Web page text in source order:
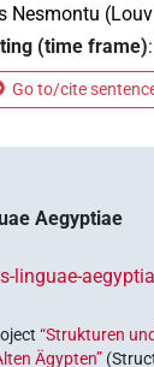
Nesmontu
(time frame)
Go to/cite
Aegyptiae
linguae-
“Strukturen
Ägypten”